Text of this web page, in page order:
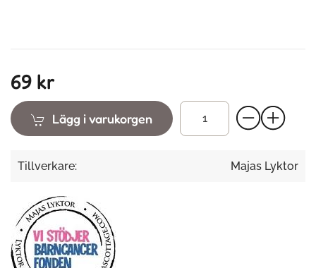
69 kr
Lägg i varukorgen
Tillverkare: Majas Lyktor